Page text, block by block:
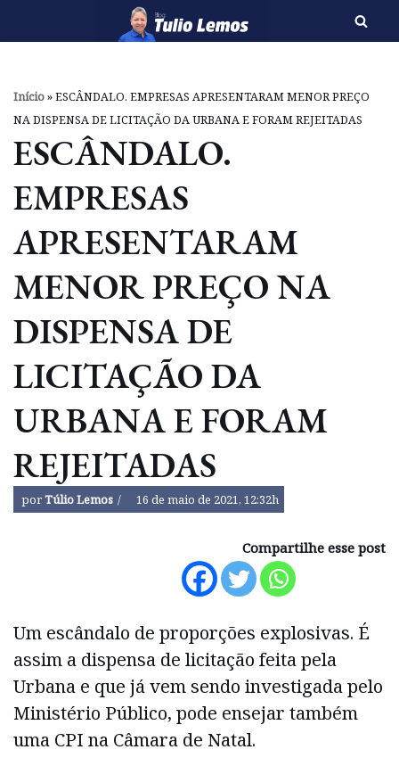
o
conteúdo
Início»ESCÂNDALO. EMPRESAS APRESENTARAM MENOR PREÇO
NA DISPENSA DE LICITAÇÃO DA URBANA E FORAM REJEITADAS
ESCÂNDALO.
EMPRESAS
APRESENTARAM
MENOR PREÇO NA
DISPENSA DE
LICITAÇÃO DA
URBANA E FORAM
REJEITADAS
porTúlio Lemos 16 de maio de 2021, 12:32h
Compartilhe esse post
Um escândalo de proporções explosivas. É
assim a dispensa de licitação feita pela
Urbana e que já vem sendo investigada pelo
Ministério Público, pode ensejar também
uma CPI na Câmara de Natal.